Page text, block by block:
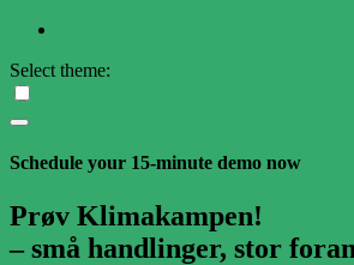
Select theme:
Schedule your 15-minute demo now
Prøv Klimakampen!
– små handlinger, stor